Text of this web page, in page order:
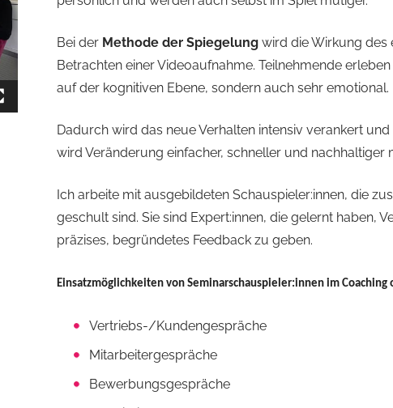
Bei der Methode der Spiegelung wird die Wirkung des
Betrachten einer Videoaufnahme. Teilnehmende
auf der kognitiven Ebene, sondern auch sehr emotional.
Dadurch wird das neue Verhalten intensiv verankert und
wird Veränderung einfacher, schneller und nachhaltiger
Ich arbeite mit ausgebildeten Schauspieler:innen, die
geschult sind. Sie sind Expert:innen, die gelernt haben,
präzises, begründetes Feedback zu geben.
Einsatzmöglichkeiten von Seminarschauspieler:innen im Coaching
Vertriebs-/Kundengespräche
Mitarbeitergespräche
Bewerbungsgespräche